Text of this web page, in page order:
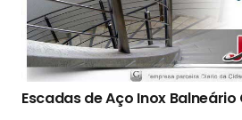
Escadas de Aço Inox